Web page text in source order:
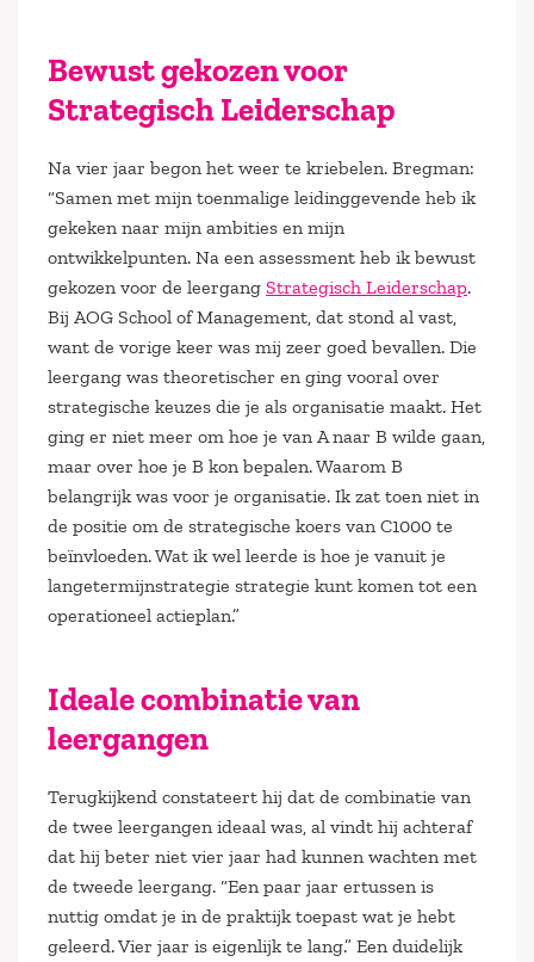
Bewust gekozen voor
Strategisch Leiderschap
Na vier jaar begon het weer te kriebelen. Bregman:
“Samen met mijn toenmalige leidinggevende heb ik
gekeken naar mijn ambities en mijn
ontwikkelpunten. Na een assessment heb ik bewust
gekozen voor de leergang Strategisch Leiderschap.
Bij AOG School of Management, dat stond al vast,
want de vorige keer was mij zeer goed bevallen. Die
leergang was theoretischer en ging vooral over
strategische keuzes die je als organisatie maakt. Het
ging er niet meer om hoe je van A naar B wilde gaan,
maar over hoe je B kon bepalen. Waarom B
belangrijk was voor je organisatie. Ik zat toen niet in
de positie om de strategische koers van C1000 te
beïnvloeden. Wat ik wel leerde is hoe je vanuit je
langetermijnstrategie strategie kunt komen tot een
operationeel actieplan.”
Ideale combinatie van
leergangen
Terugkijkend constateert hij dat de combinatie van
de twee leergangen ideaal was, al vindt hij achteraf
dat hij beter niet vier jaar had kunnen wachten met
de tweede leergang. “Een paar jaar ertussen is
nuttig omdat je in de praktijk toepast wat je hebt
geleerd. Vier jaar is eigenlijk te lang.” Een duidelijk